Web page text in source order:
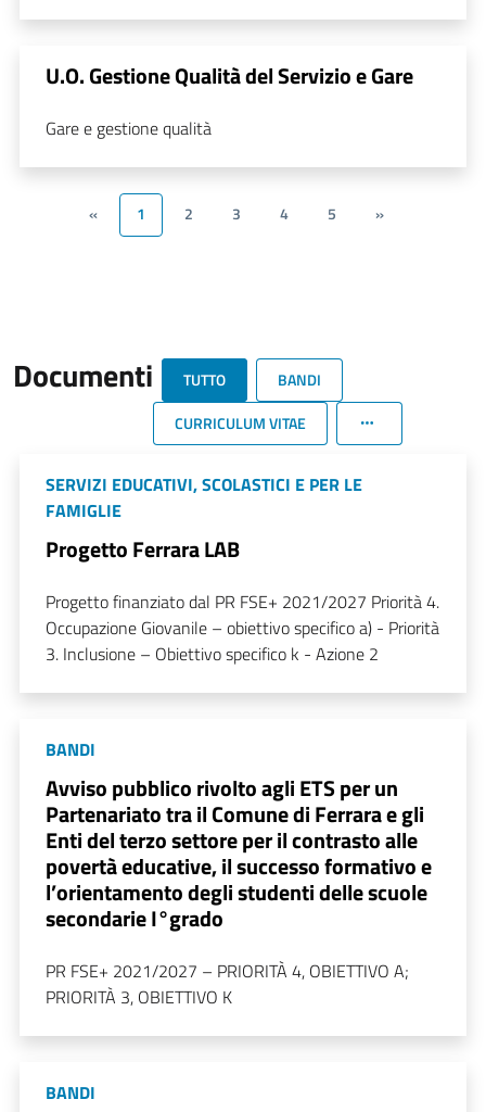
U.O. Gestione Qualità del Servizio e Gare
Gare e gestione qualità
« 1 2 3 4 5 »
Documenti TUTTO
BANDI
CURRICULUM VITAE
SERVIZI EDUCATIVI, SCOLASTICI E PER LE
FAMIGLIE
Progetto Ferrara LAB
Progetto finanziato dal PR FSE+ 2021/2027 Priorità 4.
Occupazione Giovanile – obiettivo specifico a) - Priorità
3. Inclusione – Obiettivo specifico k - Azione 2
BANDI
Avviso pubblico rivolto agli ETS per un
Partenariato tra il Comune di Ferrara e gli
Enti del terzo settore per il contrasto alle
povertà educative, il successo formativo e
l’orientamento degli studenti delle scuole
secondarie I°grado
PR FSE+ 2021/2027 – PRIORITÀ 4, OBIETTIVO A;
PRIORITÀ 3, OBIETTIVO K
BANDI